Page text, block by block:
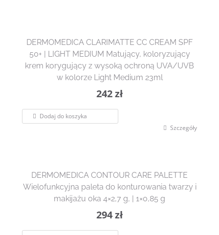
DERMOMEDICA CLARIMATTE CC CREAM SPF
50+ | LIGHT MEDIUM Matujący, koloryzujący
krem korygujący z wysoką ochroną UVA/UVB
w kolorze Light Medium 23ml
242zł
Dodaj do koszyka
Szczegóły
DERMOMEDICA CONTOUR CARE PALETTE
Wielofunkcyjna paleta do konturowania twarzy i
makijażu oka 4×2,7 g, | 1×0,85 g
294zł